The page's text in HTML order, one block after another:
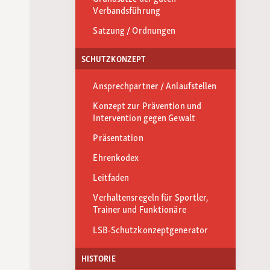
Verbandsführung
Satzung / Ordnungen
SCHUTZKONZEPT
Ansprechpartner / Anlaufstellen
Konzept zur Prävention und
Intervention gegen Gewalt
Präsentation
Ehrenkodex
Leitfaden
Verhaltensregeln für Sportler,
Trainer und Funktionäre
LSB-Schutzkonzeptgenerator
HISTORIE